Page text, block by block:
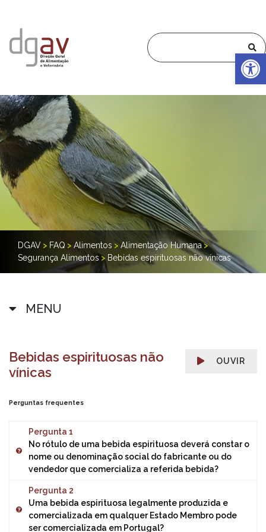
DGAV > FAQ > Alimentos > Alimentação Humana>
Segurança Alimentos> Bebidas espirituosas não vínicas
MENU
OUVIR
Bebidas espirituosas não
vínicas
Perguntas frequentes
Pergunta 1
No rótulo de uma bebida espirituosa deverá constar o
nome ou denominação social do fabricante ou do
vendedor que comercializa a referida bebida?
No rótulo de uma bebida espirituosa de origem não
vínica deve constar o nome ou firma e endereço do
operador sob cujo nome ou firma o género alimentício é
Pergunta 2
Uma bebida espirituosa legalmente produzida e
comercializada em qualquer Estado Membro pode
ser comercializada em Portugal?